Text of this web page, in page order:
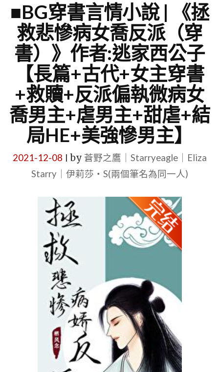
■BG穿書言情小說 | 《拯
救悲慘病女喬反派（穿
書）》作者:逃家西公子
【長篇+古代+女主穿書
+救贖+反派偏執微病女
喬男主+虐男主+甜虐+結
局HE+美強慘男主】
2021-12-08 by 蒼野之鷹｜Starryeagle｜Eliza
Starry｜伊莉莎・S(兩個筆名為同一人)